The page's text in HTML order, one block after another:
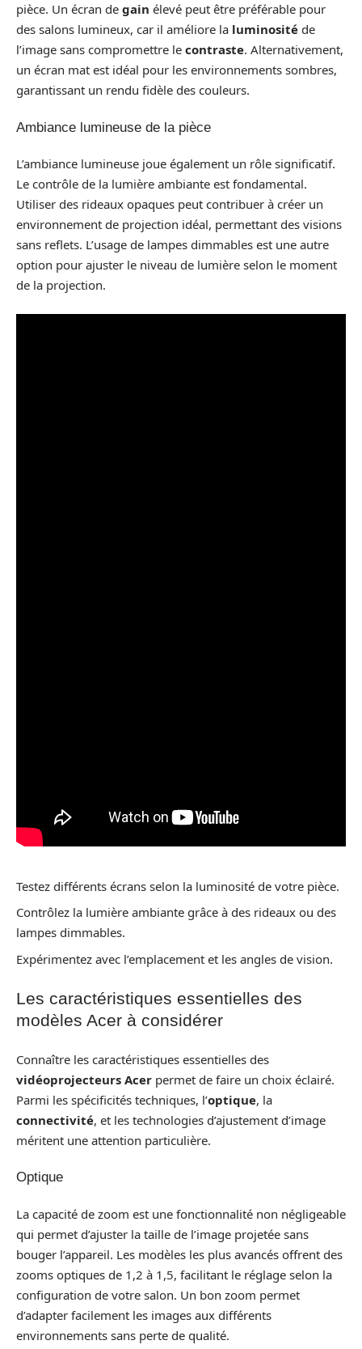
pièce. Un écran de gain élevé peut être préférable pour
des salons lumineux, car il améliore la luminosité de
l’image sans compromettre le contraste. Alternativement,
un écran mat est idéal pour les environnements sombres,
garantissant un rendu fidèle des couleurs.
Ambiance lumineuse de la pièce
L’ambiance lumineuse joue également un rôle significatif.
Le contrôle de la lumière ambiante est fondamental.
Utiliser des rideaux opaques peut contribuer à créer un
environnement de projection idéal, permettant des visions
sans reflets. L’usage de lampes dimmables est une autre
option pour ajuster le niveau de lumière selon le moment
de la projection.
Testez différents écrans selon la luminosité de votre pièce.
Contrôlez la lumière ambiante grâce à des rideaux ou des
lampes dimmables.
Expérimentez avec l’emplacement et les angles de vision.
Les caractéristiques essentielles des
modèles Acer à considérer
Connaître les caractéristiques essentielles des
vidéoprojecteurs Acer permet de faire un choix éclairé.
Parmi les spécificités techniques, l’optique, la
connectivité, et les technologies d’ajustement d’image
méritent une attention particulière.
Optique
La capacité de zoom est une fonctionnalité non négligeable
qui permet d’ajuster la taille de l’image projetée sans
bouger l’appareil. Les modèles les plus avancés offrent des
zooms optiques de 1,2 à 1,5, facilitant le réglage selon la
configuration de votre salon. Un bon zoom permet
d’adapter facilement les images aux différents
environnements sans perte de qualité.